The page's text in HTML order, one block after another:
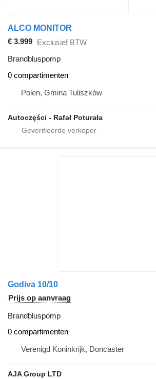
ALCO MONITOR
€ 3.999 Exclusief BTW
Brandbluspomp
0 compartimenten
Polen, Gmina Tuliszków
Autoczęści - Rafał Poturała
Godiva 10/10
Prijs op aanvraag
Brandbluspomp
0 compartimenten
Verenigd Koninkrijk, Doncaster
AJA Group LTD